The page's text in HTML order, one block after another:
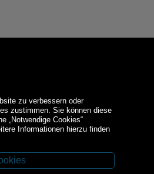
zu verbessern oder
zustimmen. Sie können diese
„Notwendige Cookies“
Informationen hierzu finden